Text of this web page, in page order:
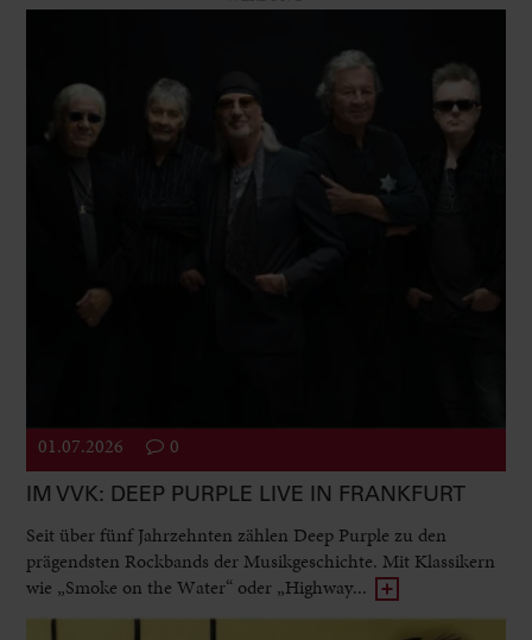
01.07.2026 0
IM VVK: DEEP PURPLE LIVE IN FRANKFURT
Seit über fünf Jahrzehnten zählen Deep Purple zu den
prägendsten Rockbands der Musikgeschichte. Mit Klassikern
wie „Smoke on the Water“ oder „Highway...